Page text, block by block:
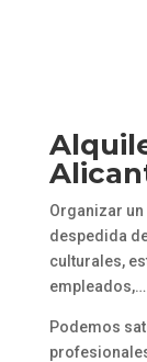
Organizar un
despedida
culturales,
Podemos